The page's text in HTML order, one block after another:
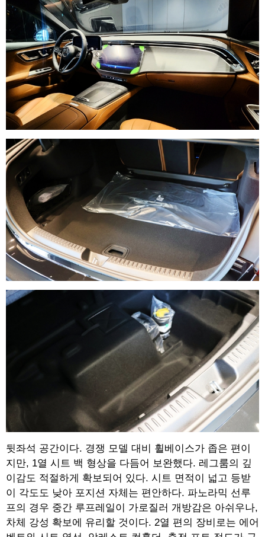
뒷좌석 공간이다. 경쟁 모델 대비 휠베이스가 좁은 편이
지만, 1열 시트 백 형상을 다듬어 보완했다. 레그룸의 깊
이감도 적절하게 확보되어 있다. 시트 면적이 넓고 등받
이 각도도 낮아 포지션 자체는 편안하다. 파노라믹 선루
프의 경우 중간 루프레일이 가로질러 개방감은 아쉬우나,
차체 강성 확보에 유리할 것이다. 2열 편의 장비로는 에어